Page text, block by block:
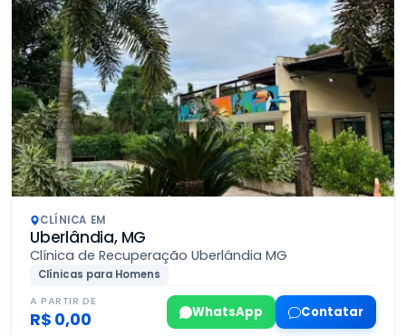
CLÍNICA EM
Uberlândia, MG
Clínica de Recuperação Uberlândia MG
Clínicas para Homens
A PARTIR DE
R$ 0,00 WhatsApp Contatar